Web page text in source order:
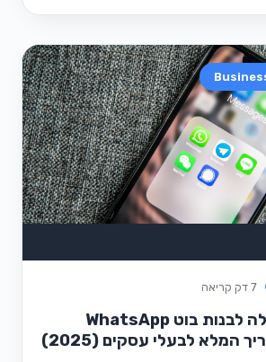
כמה באמת עולה לבנות בוט WhatsApp
המלא לבעלי עסקים (2025)